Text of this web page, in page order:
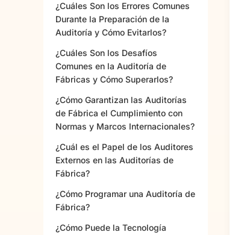
¿Cuáles Son los Errores Comunes
Durante la Preparación de la
Auditoría y Cómo Evitarlos?
¿Cuáles Son los Desafíos
Comunes en la Auditoría de
Fábricas y Cómo Superarlos?
¿Cómo Garantizan las Auditorías
de Fábrica el Cumplimiento con
Normas y Marcos Internacionales?
¿Cuál es el Papel de los Auditores
Externos en las Auditorías de
Fábrica?
¿Cómo Programar una Auditoría de
Fábrica?
¿Cómo Puede la Tecnología